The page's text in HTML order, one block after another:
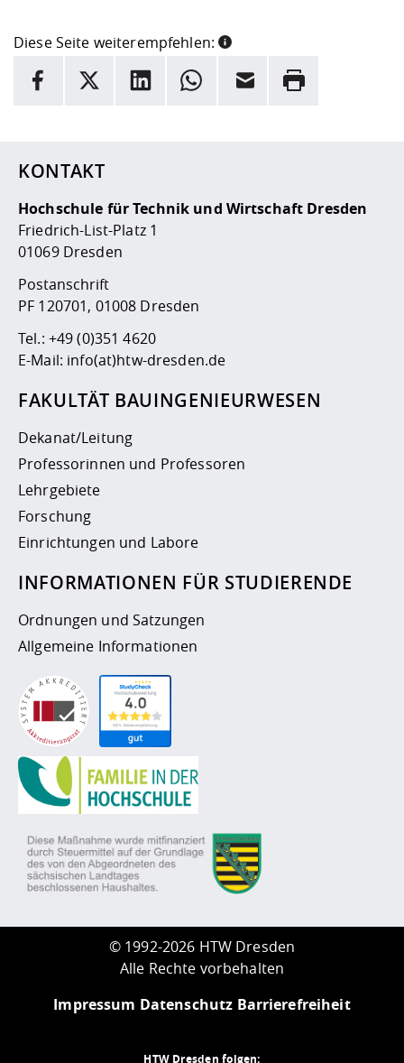
Diese Seite weiterempfehlen:
INFORMATION
Facebook
X LinkedInWhatsappE-Mail Drucken
KONTAKT
Hochschule für Technik und Wirtschaft Dresden
Friedrich-List-Platz 1
01069 Dresden
Postanschrift
PF 120701, 01008 Dresden
Tel.: +49 (0)351 4620
E-Mail: info(at)htw-dresden.de
FAKULTÄT BAUINGENIEURWESEN
Dekanat/Leitung
Professorinnen und Professoren
Lehrgebiete
Forschung
Einrichtungen und Labore
INFORMATIONEN FÜR STUDIERENDE
Ordnungen und Satzungen
Allgemeine Informationen
© 1992-2026 HTW Dresden
Alle Rechte vorbehalten
Impressum Datenschutz Barrierefreiheit
HTW Dresden folgen: